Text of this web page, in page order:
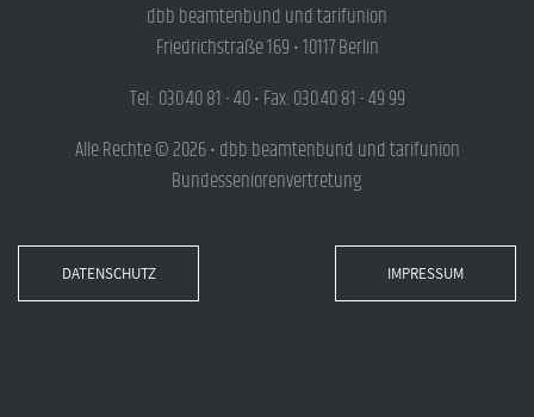
dbb beamtenbund und tarifunion
Friedrichstraße 169 • 10117 Berlin
Tel.: 030.40 81 - 40 • Fax: 030.40 81 - 49 99
Alle Rechte © 2026 • dbb beamtenbund und tarifunion
Bundesseniorenvertretung
DATENSCHUTZ IMPRESSUM